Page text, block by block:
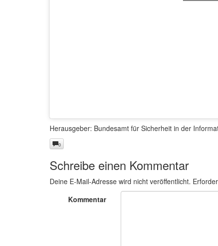
Herausgeber: Bundesamt für Sicherheit in der
0
Schreibe einen Kommentar
Deine E-Mail-Adresse wird nicht veröffentlicht.
Kommentar